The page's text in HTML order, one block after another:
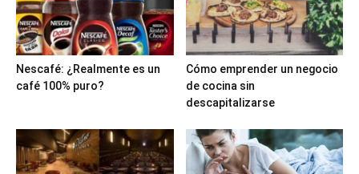
Nescafé: ¿Realmente es un
café 100% puro?
Cómo emprender un negocio
de cocina sin
descapitalizarse